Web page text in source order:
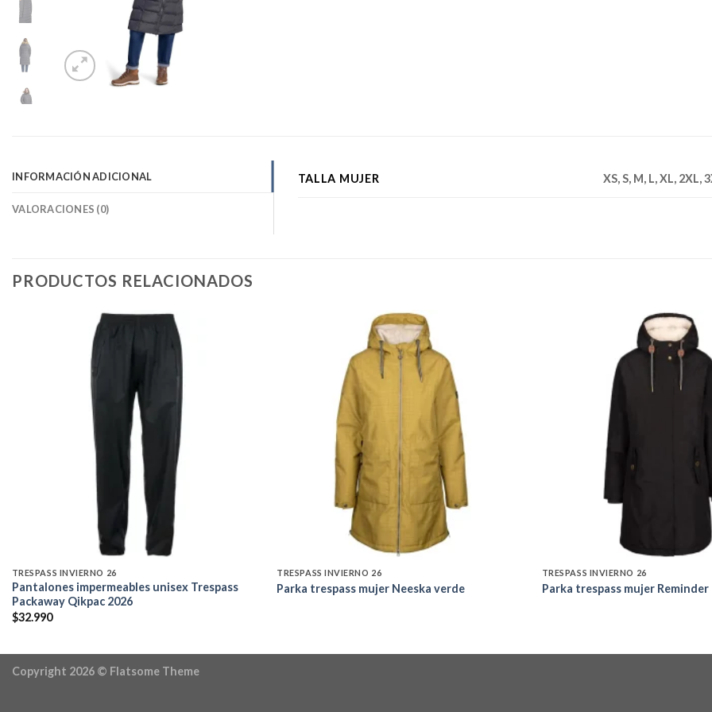
INFORMACIÓN ADICIONAL
VALORACIONES (0)
TALLA MUJER XS, S, M, L, XL, 2XL,
PRODUCTOS RELACIONADOS
TRESPASS INVIERNO 26
Pantalones impermeables unisex Trespass
Packaway Qikpac 2026
$32.990
TRESPASS INVIERNO 26
Parka trespass mujer Neeska verde
TRESPASS INVIERNO 26
Parka trespass mujer Reminder
Copyright 2026 © Flatsome Theme